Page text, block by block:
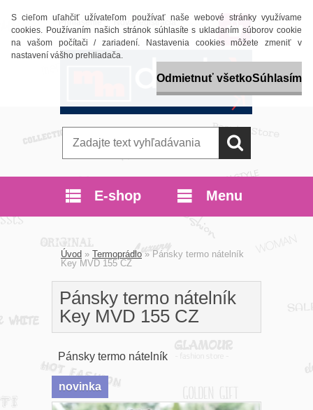
S cieľom uľahčiť užívateľom používať naše webové stránky využívame
cookies. Používaním našich stránok súhlasíte s ukladaním súborov cookie
na vašom počítači / zariadení. Nastavenia cookies môžete zmeniť v
nastavení vášho prehliadača.
Odmietnuť všetkoSúhlasím
Prihlásenie Nová registrácia
E-shop Menu
Úvod » Termoprádlo » Pánsky termo nátelník
Key MVD 155 CZ
Pánsky termo nátelník
Key MVD 155 CZ
Pánsky termo nátelník
novinka